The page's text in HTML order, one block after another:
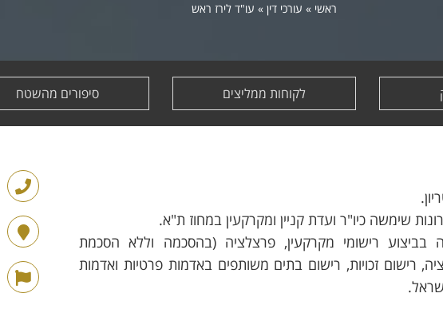
ראשי » עורכי דין » עו"ד לירז ראש
לקוחות ממליצים סיפורים מהשטח
רישומי מקרקעין, פרצלציה (בהסכמה וללא הסכמת
רישום זכויות, רישום בתים משותפים באדמות פרטיות ואדמות